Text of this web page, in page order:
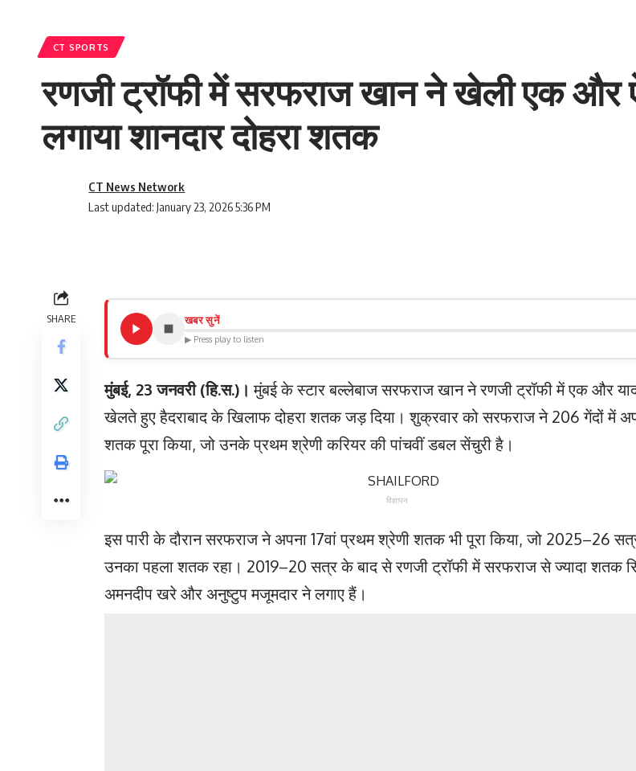
CT SPORTS
रणजी ट्रॉफी में सरफराज खान ने खेली एक और
लगाया शानदार दोहरा शतक
Last updated: January 23, 2026 5:36 PM
CT News Network
SHARE खबर सुनें
▶ Press play to listen
मुंबई, 23 जनवरी (हि.स.)।मुंबई के स्टार बल्लेबाज सरफराज खान ने रणजी ट्रॉफी में एक और
खेलते हुए हैदराबाद के खिलाफ दोहरा शतक जड़ दिया। शुक्रवार को सरफराज ने 206 गेंदों में
शतक पूरा किया, जो उनके प्रथम श्रेणी करियर की पांचवीं डबल सेंचुरी है।
विज्ञापन
इस पारी के दौरान सरफराज ने अपना 17वां प्रथम श्रेणी शतक भी पूरा किया, जो 2025–26
उनका पहला शतक रहा। 2019–20 सत्र के बाद से रणजी ट्रॉफी में सरफराज से ज्यादा शतक
अमनदीप खरे और अनुष्टुप मजूमदार ने लगाए हैं।